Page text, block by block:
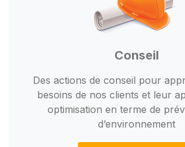
Conseil
Des actions de conseil pour
besoins de nos clients et leur
optimisation en terme de
d’environnement